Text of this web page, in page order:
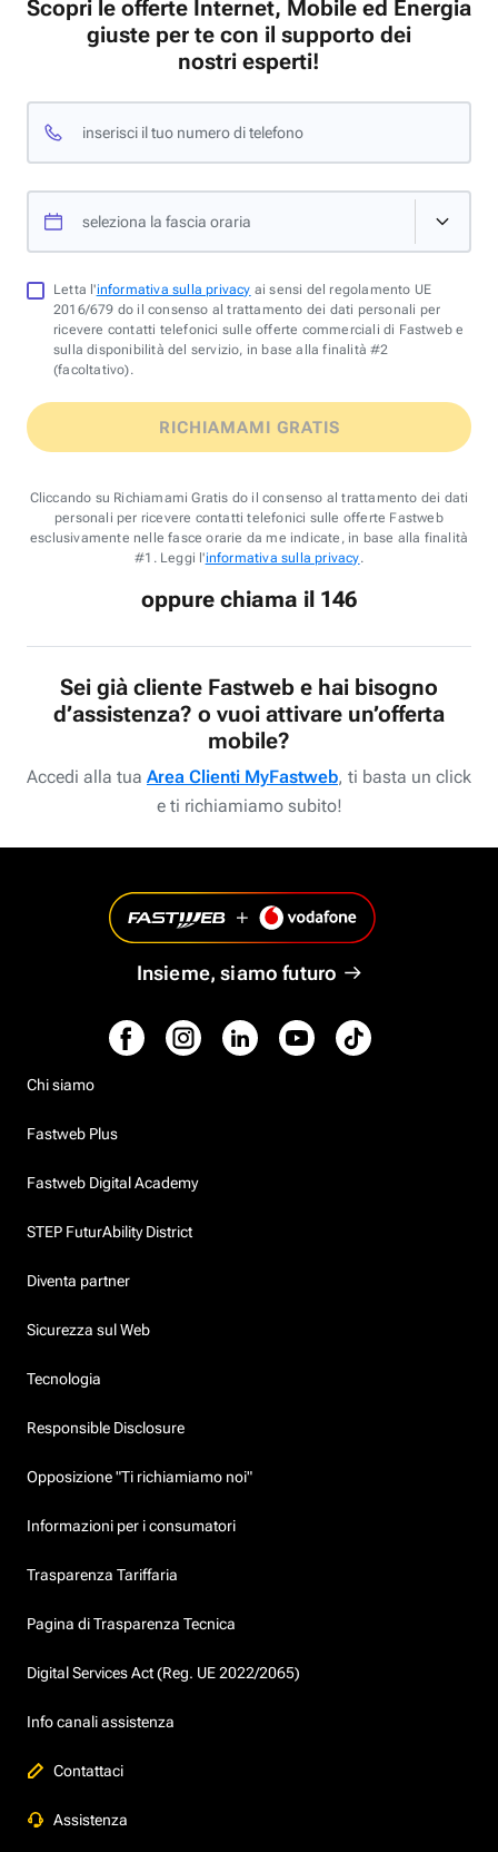
Scopri le offerte Internet, Mobile ed Energia
giuste per te con il supporto dei
nostri esperti!
inserisci il tuo numero di telefono
seleziona la fascia oraria
Letta l'informativa sulla privacy ai sensi del regolamento UE
2016/679 do il consenso al trattamento dei dati personali per
ricevere contatti telefonici sulle offerte commerciali di Fastweb e
sulla disponibilità del servizio, in base alla finalità #2
(facoltativo).
RICHIAMAMI GRATIS
Cliccando su Richiamami Gratis do il consenso al trattamento dei dati
personali per ricevere contatti telefonici sulle offerte Fastweb
esclusivamente nelle fasce orarie da me indicate, in base alla finalità
#1. Leggi l'informativa sulla privacy.
oppure chiama il 146
Sei già cliente Fastweb e hai bisogno
d’assistenza? o vuoi attivare un’offerta
mobile?
Accedi alla tua Area Clienti MyFastweb, ti basta un click
e ti richiamiamo subito!
Insieme, siamo futuro
Chi siamo
Fastweb Plus
Fastweb Digital Academy
STEP FuturAbility District
Diventa partner
Sicurezza sul Web
Tecnologia
Responsible Disclosure
Opposizione "Ti richiamiamo noi"
Informazioni per i consumatori
Trasparenza Tariffaria
Pagina di Trasparenza Tecnica
Digital Services Act (Reg. UE 2022/2065)
Info canali assistenza
Contattaci
Assistenza